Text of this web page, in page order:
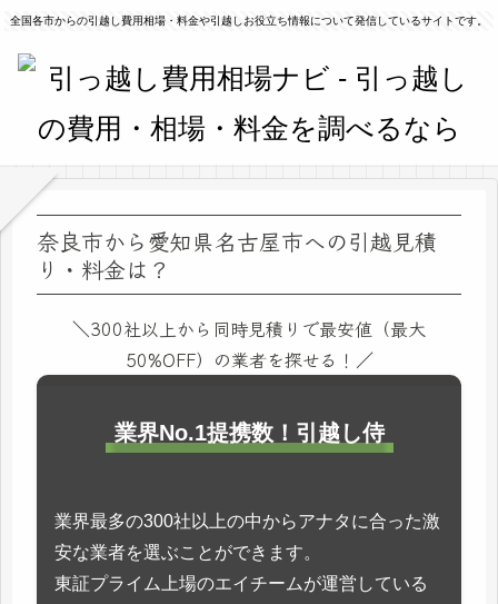
全国各市からの引越し費用相場・料金や引越しお役立ち情報について発信しているサイトです。
奈良市から愛知県名古屋市への引越見積
り・料金は？
＼300社以上から同時見積りで最安値（最大
50%OFF）の業者を探せる！／
業界No.1提携数！引越し侍
業界最多の300社以上の中からアナタに合った激
安な業者を選ぶことができます。
東証プライム上場のエイチームが運営している